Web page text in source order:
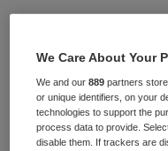
Zorgmanagement
Thuiszorg
We Care About Your
We and our889 partners
or unique identifiers, on your
technologies to support the
process data to provide.
disable them. If trackers are